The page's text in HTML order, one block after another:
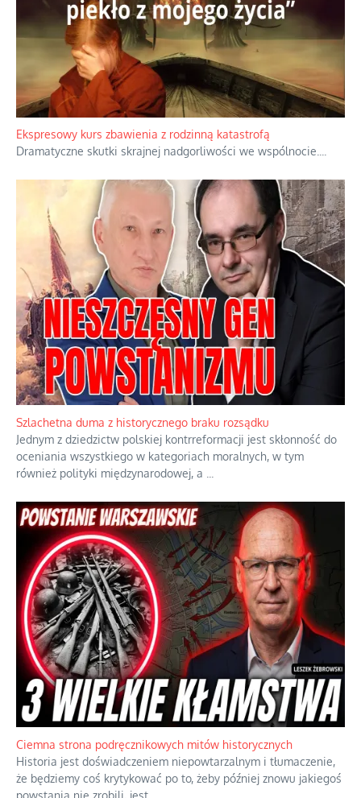
Niewygodne kulisy alpejskiego objawienia
Watykan woli skupiać się na łagodnym wizerunku Maryi,
ukrywając przed światem pełną i bardziej surową treść jej
orędzia....
Ekspresowy kurs zbawienia z rodzinną katastrofą
Dramatyczne skutki skrajnej nadgorliwości we wspólnocie.
Szlachetna duma z historycznego braku rozsądku
Jednym z dziedzictw polskiej kontrreformacji jest skłonność do
oceniania wszystkiego w kategoriach moralnych, w tym
również polityki międzynarodowej, a...